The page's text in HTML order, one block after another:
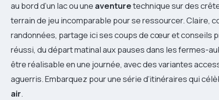
au bord d’un lac ou une aventuretechnique sur des
terrain de jeu incomparable pour se ressourcer. Claire,
randonnées, partage ici ses coups de cœur et conseils
réussi, du départ matinal aux pauses dans les fermes-
être réalisable en une journée, avec des variantes
aguerris. Embarquez pour une série d’itinéraires qui
air.